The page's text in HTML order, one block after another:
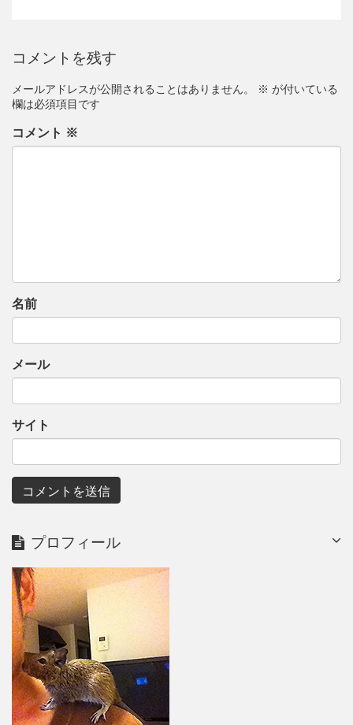
コメントを残す
メールアドレスが公開されることはありません。 ※ が付いている
欄は必須項目です
コメント ※
名前
メール
サイト
プロフィール